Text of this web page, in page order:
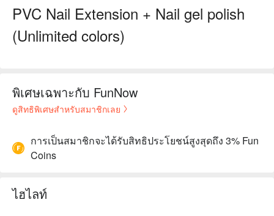
PVC Nail Extension + Nail gel polish
(Unlimited colors)
พิเศษเฉพาะกับ FunNow
ดูสิทธิพิเศษสำหรับสมาชิกเลย
การเป็นสมาชิกจะได้รับสิทธิประโยชน์สูงสุดถึง 3% Fun
Coins
ไฮไลท์